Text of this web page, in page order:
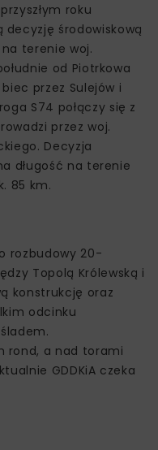
roku
środowiskową
na terenie woj.
od Piotrkowa
przez Sulejów i
S74 połączy się z
przez woj.
Decyzja
długość na terenie
85 km.
rozbudowy 20-
Topolą Królewską i
konstrukcję oraz
odcinku
rond, a nad torami
GDDKiA czeka